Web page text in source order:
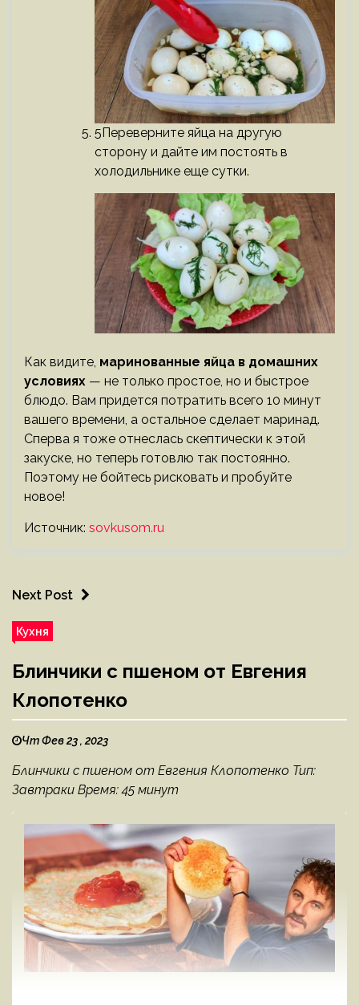
5Переверните яйца на другую
сторону и дайте им постоять в
холодильнике еще сутки.
Как видите, маринованные яйца в домашних
условиях — не только простое, но и быстрое
блюдо. Вам придется потратить всего 10 минут
вашего времени, а остальное сделает маринад.
Сперва я тоже отнеслась скептически к этой
закуске, но теперь готовлю так постоянно.
Поэтому не бойтесь рисковать и пробуйте
новое!
Источник: sovkusom.ru
Next Post
Кухня
Блинчики с пшеном от Евгения
Клопотенко
Чт Фев 23 , 2023
Блинчики с пшеном от Евгения Клопотенко Тип:
Завтраки Время: 45 минут